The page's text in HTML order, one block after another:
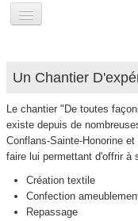
"De toutes façons"
Nos tarifs
Infos pratiques
Album photo
Un Chantier
Le chantier "De toutes
existe depuis de
Conflans-Sainte-Honorine
faire lui permettant d'offrir à
Création textile
Confection
Repassage